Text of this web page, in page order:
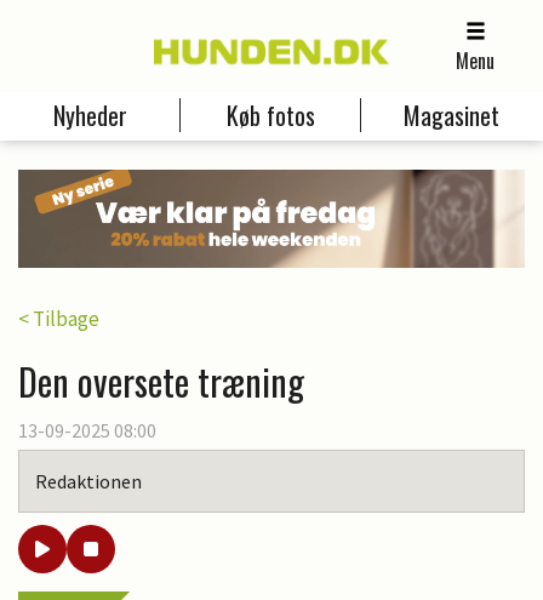
Menu
Nyheder Køb fotos Magasinet
< Tilbage
Den oversete træning
13-09-2025 08:00
Redaktionen